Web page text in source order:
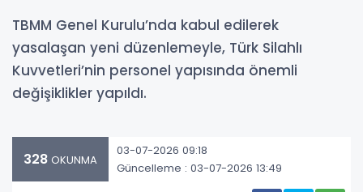
TBMM Genel Kurulu’nda kabul edilerek
yasalaşan yeni düzenlemeyle, Türk Silahlı
Kuvvetleri’nin personel yapısında önemli
değişiklikler yapıldı.
328 OKUNMA
03-07-2026 09:18
Güncelleme : 03-07-2026 13:49